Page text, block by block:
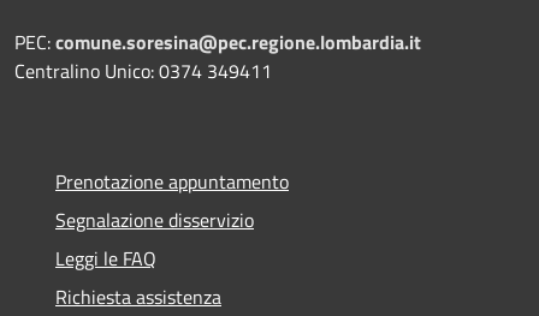
PEC:comune.soresina@pec.regione.lombardia.it
Centralino Unico: 0374 349411
Prenotazione appuntamento
Segnalazione disservizio
Leggi le FAQ
Richiesta assistenza